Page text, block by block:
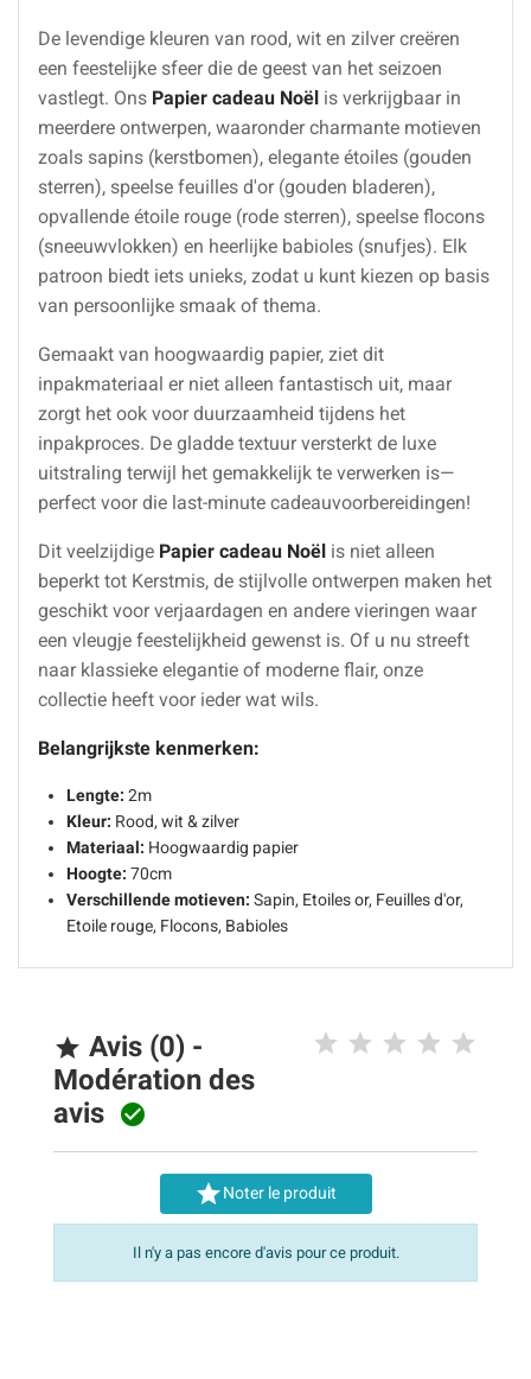
De levendige kleuren van rood, wit en zilver creëren
een feestelijke sfeer die de geest van het seizoen
vastlegt. Ons Papier cadeau Noël is verkrijgbaar in
meerdere ontwerpen, waaronder charmante motieven
zoals sapins (kerstbomen), elegante étoiles (gouden
sterren), speelse feuilles d'or (gouden bladeren),
opvallende étoile rouge (rode sterren), speelse flocons
(sneeuwvlokken) en heerlijke babioles (snufjes). Elk
patroon biedt iets unieks, zodat u kunt kiezen op basis
van persoonlijke smaak of thema.
Gemaakt van hoogwaardig papier, ziet dit
inpakmateriaal er niet alleen fantastisch uit, maar
zorgt het ook voor duurzaamheid tijdens het
inpakproces. De gladde textuur versterkt de luxe
uitstraling terwijl het gemakkelijk te verwerken is—
perfect voor die last-minute cadeauvoorbereidingen!
Dit veelzijdige Papier cadeau Noël is niet alleen
beperkt tot Kerstmis, de stijlvolle ontwerpen maken het
geschikt voor verjaardagen en andere vieringen waar
een vleugje feestelijkheid gewenst is. Of u nu streeft
naar klassieke elegantie of moderne flair, onze
collectie heeft voor ieder wat wils.
Belangrijkste kenmerken:
Lengte: 2m
Kleur: Rood, wit & zilver
Materiaal: Hoogwaardig papier
Hoogte: 70cm
Verschillende motieven: Sapin, Etoiles or, Feuilles d'or,
Etoile rouge, Flocons, Babioles
 Avis (0) -
Modération des
avis 
Noter le produit
Il n'y a pas encore d'avis pour ce produit.